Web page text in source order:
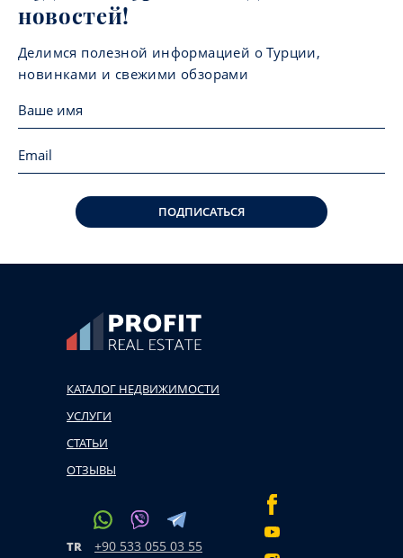
новостей!
Делимся полезной информацией о Турции,
новинками и свежими обзорами
ПОДПИСАТЬСЯ
КАТАЛОГ НЕДВИЖИМОСТИ
УСЛУГИ
СТАТЬИ
ОТЗЫВЫ
TR +90 533 055 03 55